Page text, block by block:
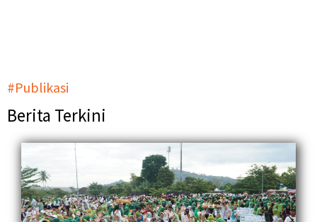
#Publikasi
Berita Terkini